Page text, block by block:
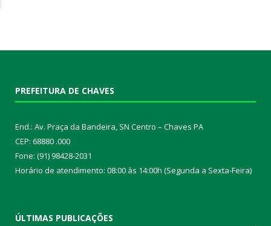
PREFEITURA DE CHAVES
End.: Av. Praça da Bandeira, SN Centro – Chaves PA
CEP: 68880 .000
Fone: (91) 98428-2031
Horário de atendimento: 08:00 às 14:00h (Segunda a Sexta-Feira)
ÚLTIMAS PUBLICAÇÕES